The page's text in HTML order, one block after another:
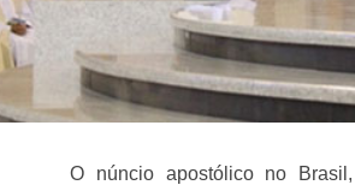
O núncio apostólico no